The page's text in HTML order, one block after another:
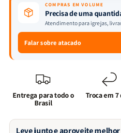
COMPRAS EM VOLUME
Precisa de uma
Atendimento para igrejas,
Falar sobre atacado
Entrega para todo o
Brasil
Troca em 7
Leve junto e aproveite